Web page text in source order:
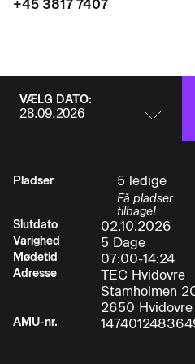
• og el-diagrammer
• tilpasse/opdatere den
• anvende personlige
• og værnemidler korrekt.
• anvende relevant
elektriske og elektroniske
komponenter.Deltageren
anvende sin opnåede
+45 3817 7407
VÆLG DATO:
Pladser 5 ledige
Få pladser
tilbage!
Slutdato
02.10.2026
Varighed 5 Dage
Mødetid 07:00-14:24
Adresse
TEC Hvidovre
Stamholmen
2650 Hvidovre
AMU-nr.